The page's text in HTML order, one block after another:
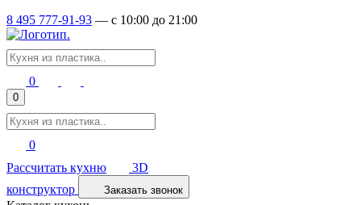
8 495 777-91-93 — c 10:00 до 21:00
0
0
0
Рассчитать кухню
3D
конструктор
Заказать звонок